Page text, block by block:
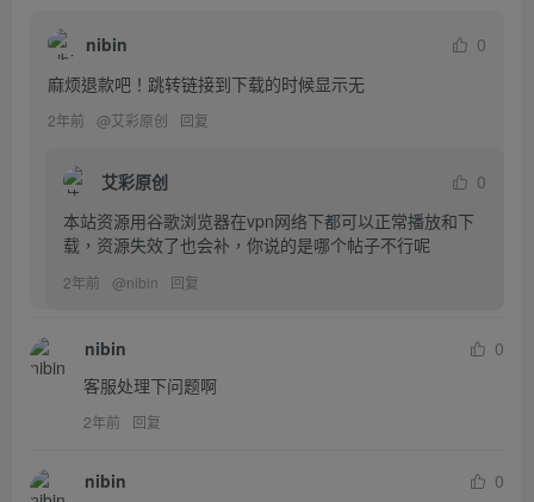
nibin
0
麻烦退款吧！跳转链接到下载的时候显示无
2年前 @艾彩原创 回复
艾彩原创
0
本站资源用谷歌浏览器在vpn网络下都可以正常播放和下
载，资源失效了也会补，你说的是哪个帖子不行呢
2年前 @nibin 回复
nibin
0
客服处理下问题啊
2年前 回复
nibin 0